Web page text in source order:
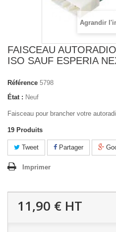
Agrandir
FAISCEAU
ISO SAUF ESPERIA
Référence 5798
État : Neuf
Faisceau pour brancher votre
19 Produits
Tweet Partager
Imprimer
11,90 € HT